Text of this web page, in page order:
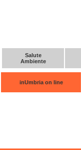
Salute
Ambiente
inUmbria on line